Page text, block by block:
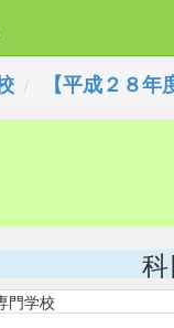
【平成２８
門学校